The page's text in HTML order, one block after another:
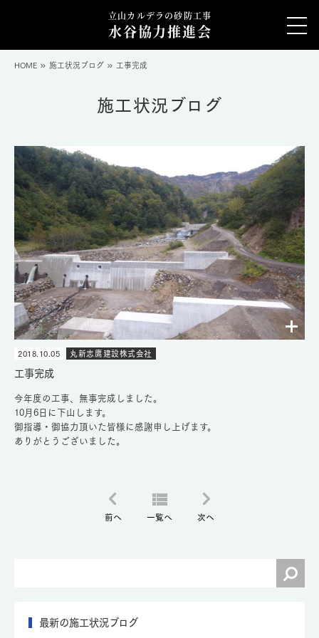
立山カルデラの砂防工事
水谷協力推進会
HOME 施工状況ブログ 工事完成
施工状況ブログ
2018.10.05 丸新志鷹建設株式会社
工事完成
今年度の工事、無事完成しました。
10月6日に下山します。
御指導・御協力頂いた皆様に感謝申し上げます。
ありがとうございました。
前へ 一覧へ 次へ
最新の施工状況ブログ